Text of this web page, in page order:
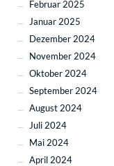
Februar 2025
Januar 2025
Dezember 2024
November 2024
Oktober 2024
September 2024
August 2024
Juli 2024
Mai 2024
April 2024